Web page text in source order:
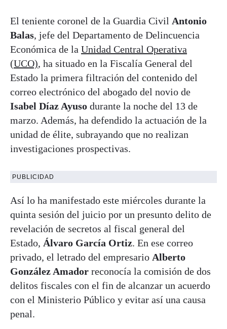
El teniente coronel de la Guardia Civil Antonio
Balas, jefe del Departamento de Delincuencia
Económica de la Unidad Central Operativa
(UCO), ha situado en la Fiscalía General del
Estado la primera filtración del contenido del
correo electrónico del abogado del novio de
Isabel Díaz Ayuso durante la noche del 13 de
marzo. Además, ha defendido la actuación de la
unidad de élite, subrayando que no realizan
investigaciones prospectivas.
PUBLICIDAD
Así lo ha manifestado este miércoles durante la
quinta sesión del juicio por un presunto delito de
revelación de secretos al fiscal general del
Estado, Álvaro García Ortiz. En ese correo
privado, el letrado del empresario Alberto
González Amador reconocía la comisión de dos
delitos fiscales con el fin de alcanzar un acuerdo
con el Ministerio Público y evitar así una causa
penal.